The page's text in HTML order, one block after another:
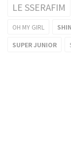
LE SSERAFIM
OH MY GIRL
SUPER JUNIOR